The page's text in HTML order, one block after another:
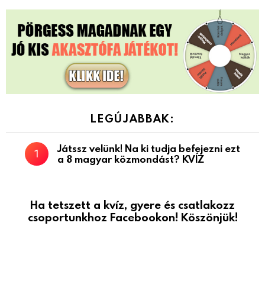
LEGÚJABBAK:
Játssz velünk! Na ki tudja befejezni ezt
a 8 magyar közmondást? KVÍZ
Ha tetszett a kvíz, gyere és csatlakozz
csoportunkhoz Facebookon! Köszönjük!